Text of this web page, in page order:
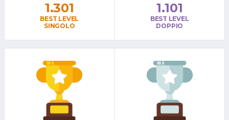
1.301
BEST LEVEL
SINGOLO
1.101
BEST LEVEL
DOPPIO